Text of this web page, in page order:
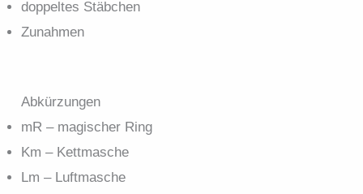
doppeltes Stäbchen
Zunahmen
Abkürzungen
mR – magischer Ring
Km – Kettmasche
Lm – Luftmasche